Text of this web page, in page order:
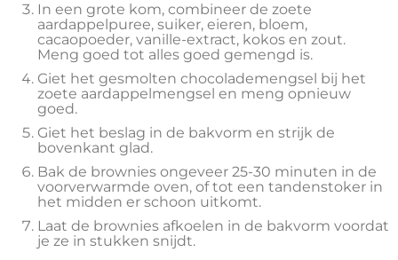
In een grote kom, combineer de zoete
aardappelpuree, suiker, eieren, bloem,
cacaopoeder, vanille-extract, kokos en zout.
Meng goed tot alles goed gemengd is.
Giet het gesmolten chocolademengsel bij het
zoete aardappelmengsel en meng opnieuw
goed.
Giet het beslag in de bakvorm en strijk de
bovenkant glad.
Bak de brownies ongeveer 25-30 minuten in de
voorverwarmde oven, of tot een tandenstoker in
het midden er schoon uitkomt.
Laat de brownies afkoelen in de bakvorm voordat
je ze in stukken snijdt.